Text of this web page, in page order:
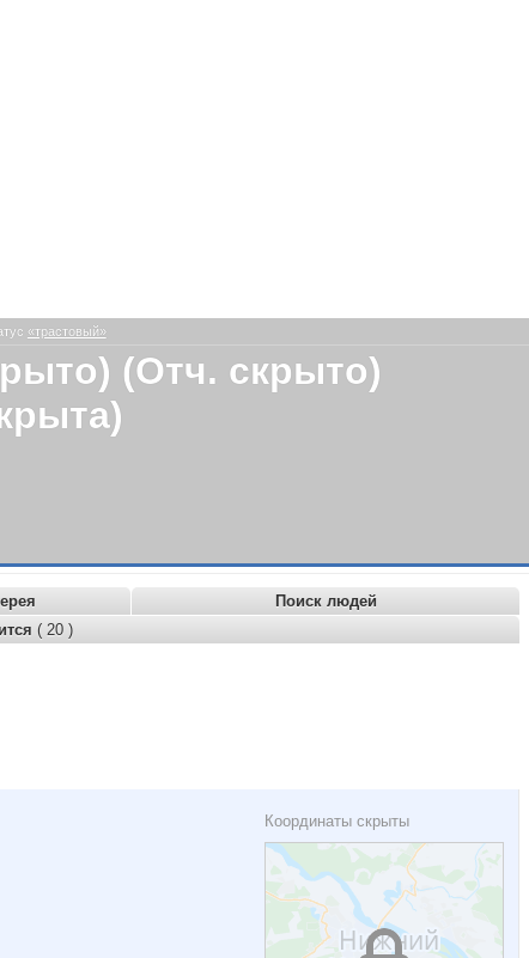
«трастовый»
(Отч. скрыто)
Поиск людей
( 20 )
Координаты скрыты